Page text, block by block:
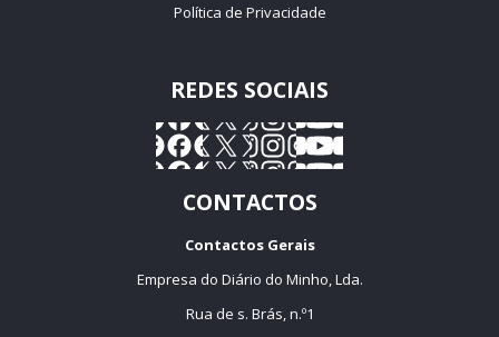
Política de Privacidade
REDES SOCIAIS
CONTACTOS
Contactos Gerais
Empresa do Diário do Minho, Lda.
Rua de s. Brás, n.º1